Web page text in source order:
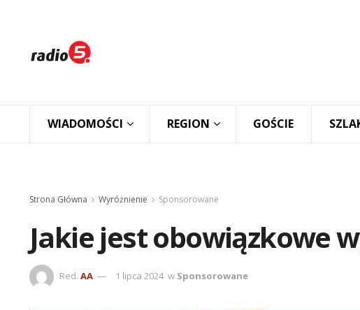
WIADOMOŚCI REGION GOŚCIE
Strona Główna Wyróżnienie Sponsorowane
Jakie jest obowiązkowe
Red. AA 1 lipca 2024 w Sponsorowane